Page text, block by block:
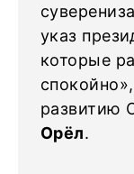
указ
которые
развитию
Орёл.